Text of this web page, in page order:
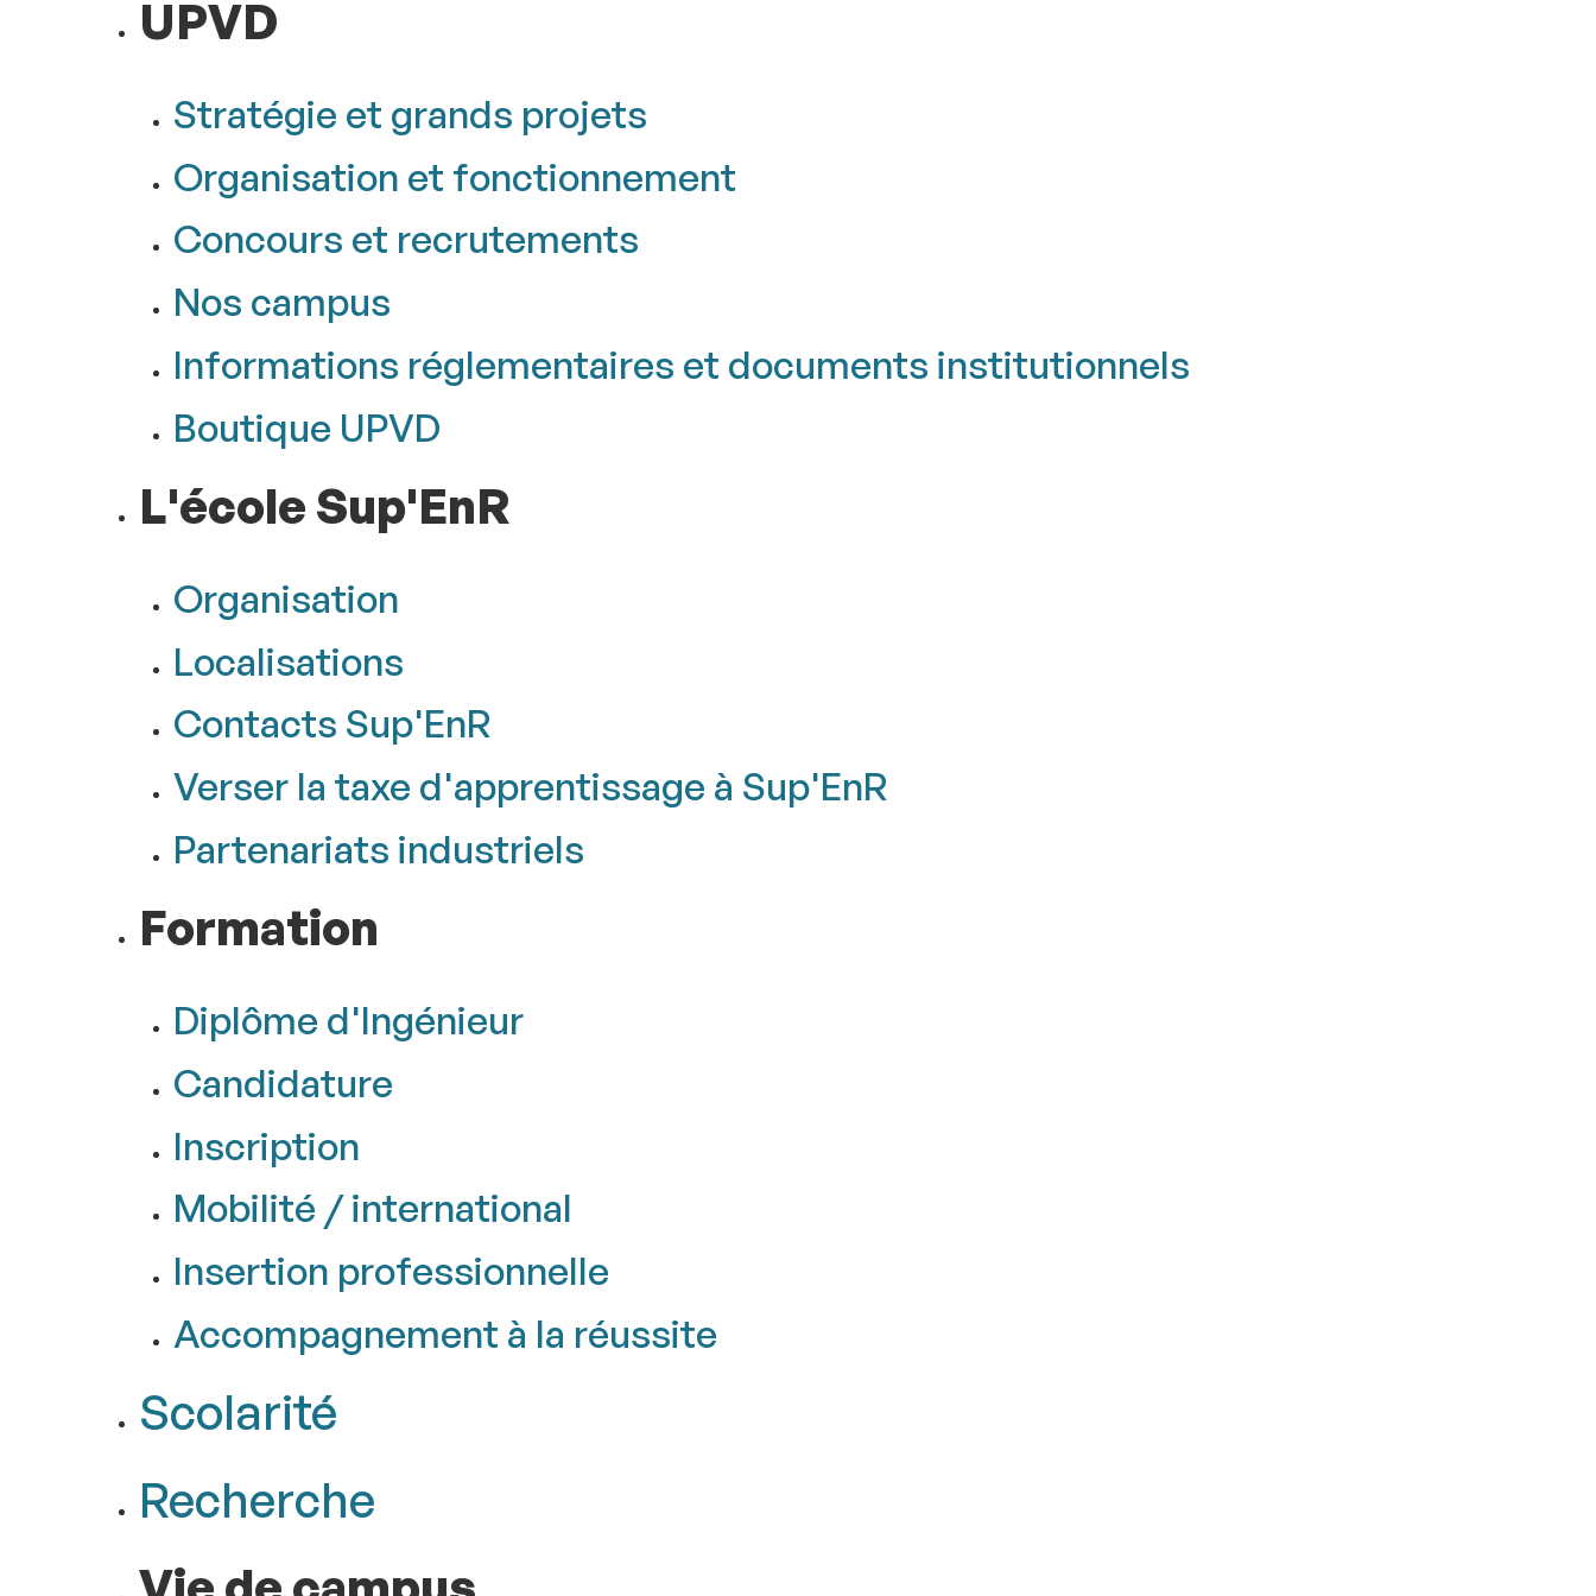
UPVD
Stratégie et grands projets
Organisation et fonctionnement
Concours et recrutements
Nos campus
Informations réglementaires et documents institutionnels
Boutique UPVD
L'école Sup'EnR
Organisation
Localisations
Contacts Sup'EnR
Verser la taxe d'apprentissage à Sup'EnR
Partenariats industriels
Formation
Diplôme d'Ingénieur
Candidature
Inscription
Mobilité / international
Insertion professionnelle
Accompagnement à la réussite
Scolarité
Recherche